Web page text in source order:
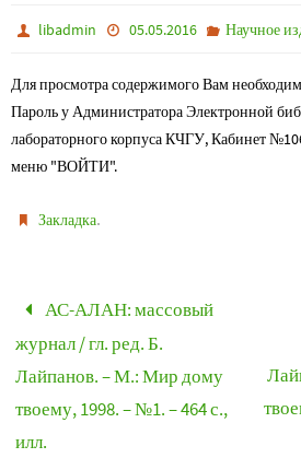
libadmin 05.05.2016 Научное
Для просмотра содержимого Вам
Пароль у Администратора Электронной
лабораторного корпуса КЧГУ, Кабинет
меню "ВОЙТИ".
Закладка.
АС-АЛАН: массовый
журнал / гл. ред. Б.
Лайпанов. – М.: Мир дому
твоему, 1998. – №1. – 464 с.,
илл.